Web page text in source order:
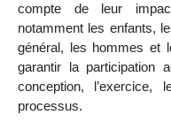
compte de leur
notamment les enfants,
général, les hommes et
garantir la participation
conception,
processus.